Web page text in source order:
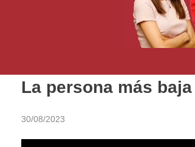
La persona más
30/08/2023